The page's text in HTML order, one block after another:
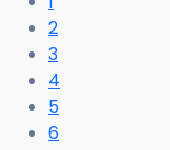
2
3
4
5
6